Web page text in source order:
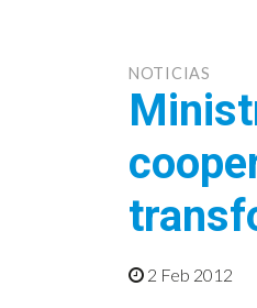
NOTICIAS
2 Feb 2012